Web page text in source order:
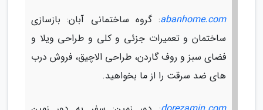
abanhome.com: گروه ساختمانی آبان: بازسازی
ساختمان و تعمیرات جزئی و کلی و طراحی ویلا و
فضای سبز و روف گاردن، طراحی الاچیق، فروش درب
های ضد سرقت را از ما بخواهید.